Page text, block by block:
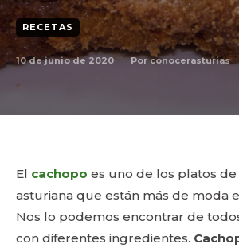
RECETAS
10 de junio de 2020 Por conocerasturias
El cachopo es uno de los platos
asturiana que están más de moda
Nos lo podemos encontrar de
con diferentes ingredientes.